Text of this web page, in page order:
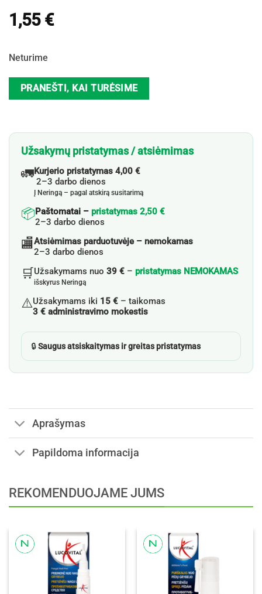
1,55 €
Neturime
PRANEŠTI, KAI TURĖSIME
Užsakymų pristatymas / atsiėmimas
🚛Kurjerio pristatymas 4,00 €
2–3 darbo dienos
Į Neringą – pagal atskirą susitarimą
📦Paštomatai – pristatymas 2,50 €
2–3 darbo dienos
🏬Atsiėmimas parduotuvėje – nemokamas
2–3 darbo dienos
🛒Užsakymams nuo 39 € – pristatymas NEMOKAMAS
išskyrus Neringą
⚠️Užsakymams iki 15 € – taikomas
3 € administravimo mokestis
🔒Saugus atsiskaitymas ir greitas pristatymas
Aprašymas
Papildoma informacija
REKOMENDUOJAME JUMS